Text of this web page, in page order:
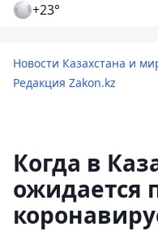
+23°
Новости Казахстана и
Редакция Zakon.kz
Когда в
ожидается